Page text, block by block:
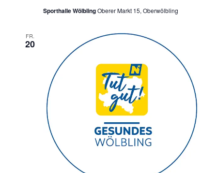
Sporthalle WölblingOberer Markt 15, Oberwölbling
FR.
20